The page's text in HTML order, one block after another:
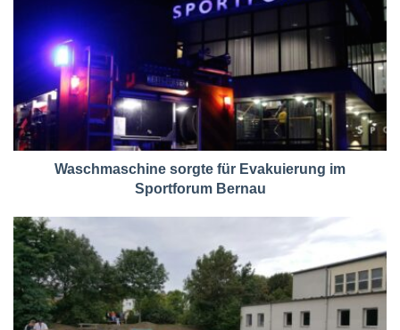
Waschmaschine sorgte für Evakuierung im
Sportforum Bernau